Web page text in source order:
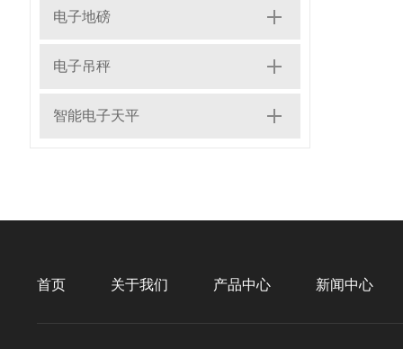
电子地磅
电子吊秤
智能电子天平
首页 关于我们 产品中心 新闻中心